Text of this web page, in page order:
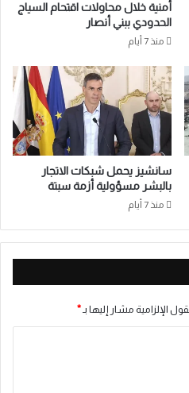
أمنية خلال محاولات اقتحام السياج
الحدودي ببني أنصار
منذ 7 أيام
سانشيز يحمل شبكات الاتجار
بالبشر مسؤولية أزمة سبتة
منذ 7 أيام
الإلزامية مشار إليها بـ*